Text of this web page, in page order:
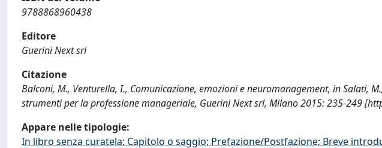
9788868960438
Editore
Guerini Next srl
Citazione
Balconi, M., Venturella, I., Comunicazione, emozioni e neuromanagement, in Salati,
strumenti per la professione manageriale, Guerini Next srl, Milano 2015: 235-249
Appare nelle tipologie:
In libro senza curatela: Capitolo o saggio; Prefazione/Postfazione; Breve